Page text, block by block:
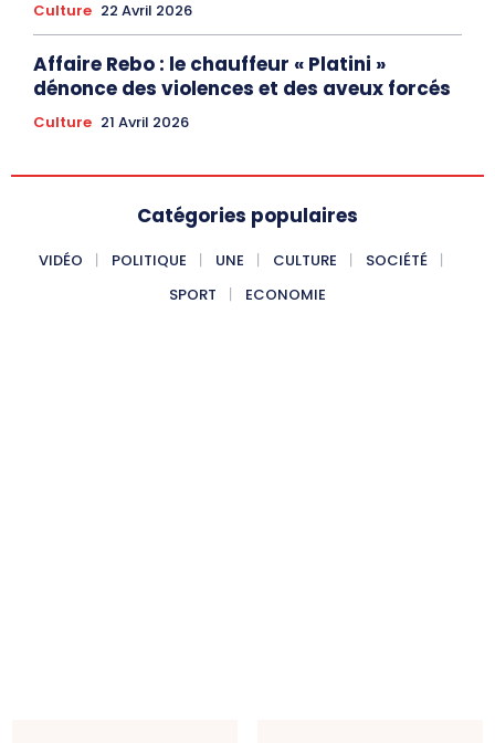
Culture 22 Avril 2026
Affaire Rebo : le chauffeur « Platini »
dénonce des violences et des aveux forcés
Culture 21 Avril 2026
Catégories populaires
VIDÉO POLITIQUE UNE CULTURE
SOCIÉTÉ
SPORT
ECONOMIE